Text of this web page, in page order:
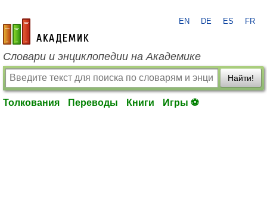
academic.ru
EN DE ES FR
Словари и энциклопедии на Академике
Найти!
Толкования Переводы Книги Игры ⚽